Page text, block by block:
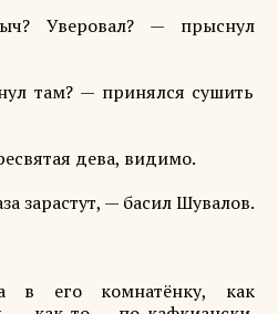
Уверовал? — прыснул
там? — принялся сушить
дева, видимо.
зарастут, — басил Шувалов.
в его комнатёнку, как